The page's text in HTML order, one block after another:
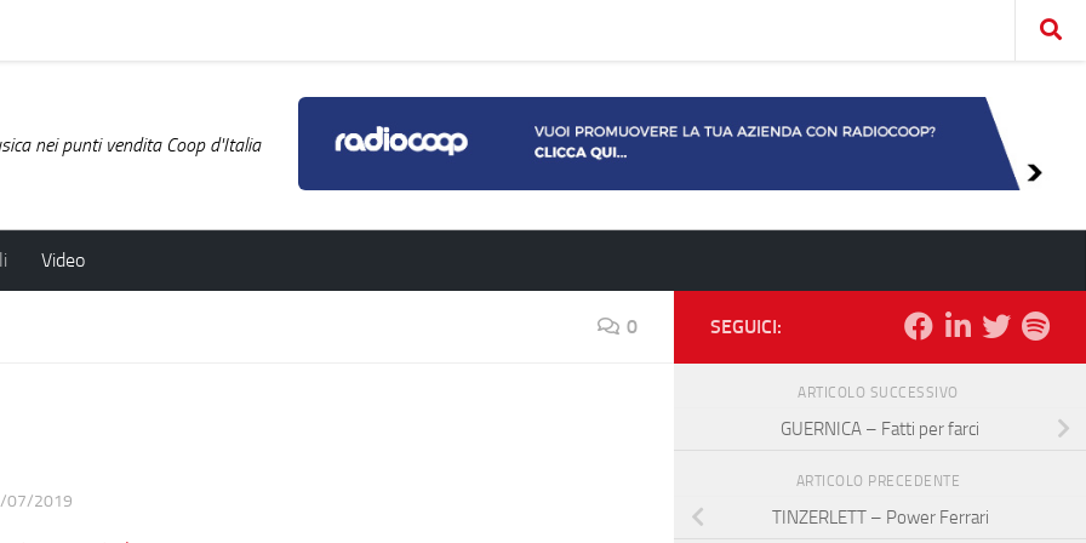
nei punti vendita Coop d'Italia
Video
0
07/2019
SEGUICI:
ARTICOLO SUCCESSIVO
GUERNICA – Fatti per farci
ARTICOLO PRECEDENTE
TINZERLETT – Power Ferrari